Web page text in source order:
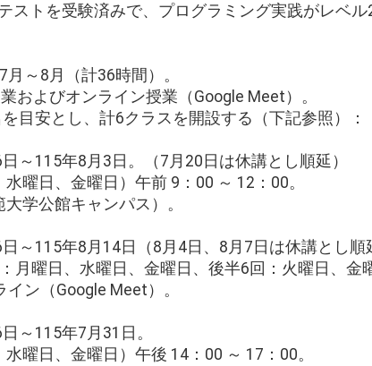
ストを受験済みで、プログラミング実践がレベ
～8月（計36時間）。
およびオンライン授業（Google Meet）。
目安とし、計6クラスを開設する（下記参照）：
～115年8月3日。（7月20日は休講とし順延）
曜日、金曜日）午前 9：00 ～ 12：00。
学公館キャンパス）。
～115年8月14日（8月4日、8月7日は休講とし順
月曜日、水曜日、金曜日、後半6回：火曜日、金
ン（Google Meet）。
～115年7月31日。
曜日、金曜日）午後 14：00 ～ 17：00。